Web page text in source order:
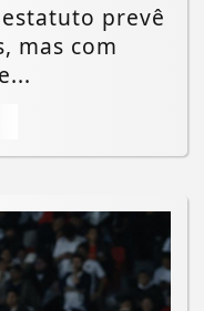
prevê
mas com